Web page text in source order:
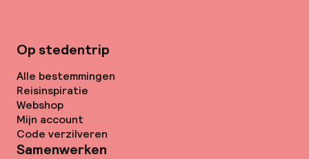
Op stedentrip
Alle bestemmingen
Reisinspiratie
Webshop
Mijn account
Code verzilveren
Samenwerken